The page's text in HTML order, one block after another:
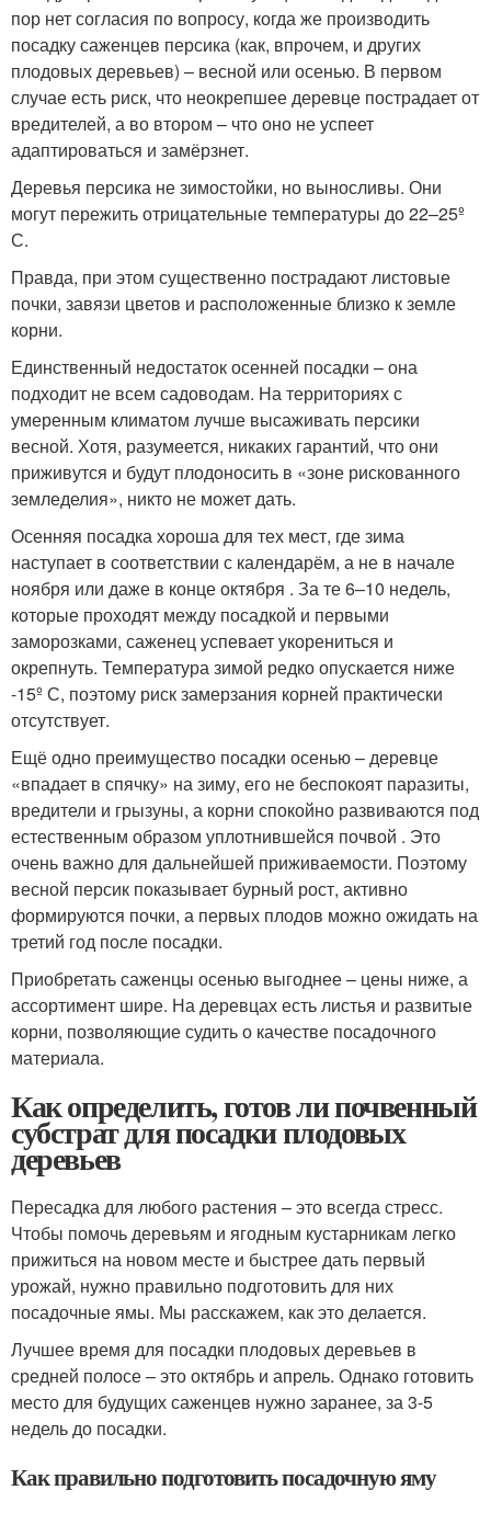
пор нет согласия по вопросу, когда же производить
посадку саженцев персика (как, впрочем, и других
плодовых деревьев) – весной или осенью. В первом
случае есть риск, что неокрепшее деревце пострадает от
вредителей, а во втором – что оно не успеет
адаптироваться и замёрзнет.
Деревья персика не зимостойки, но выносливы. Они
могут пережить отрицательные температуры до 22–25º
С.
Правда, при этом существенно пострадают листовые
почки, завязи цветов и расположенные близко к земле
корни.
Единственный недостаток осенней посадки – она
подходит не всем садоводам. На территориях с
умеренным климатом лучше высаживать персики
весной. Хотя, разумеется, никаких гарантий, что они
приживутся и будут плодоносить в «зоне рискованного
земледелия», никто не может дать.
Осенняя посадка хороша для тех мест, где зима
наступает в соответствии с календарём, а не в начале
ноября или даже в конце октября . За те 6–10 недель,
которые проходят между посадкой и первыми
заморозками, саженец успевает укорениться и
окрепнуть. Температура зимой редко опускается ниже
-15º С, поэтому риск замерзания корней практически
отсутствует.
Ещё одно преимущество посадки осенью – деревце
«впадает в спячку» на зиму, его не беспокоят паразиты,
вредители и грызуны, а корни спокойно развиваются под
естественным образом уплотнившейся почвой . Это
очень важно для дальнейшей приживаемости. Поэтому
весной персик показывает бурный рост, активно
формируются почки, а первых плодов можно ожидать на
третий год после посадки.
Приобретать саженцы осенью выгоднее – цены ниже, а
ассортимент шире. На деревцах есть листья и развитые
корни, позволяющие судить о качестве посадочного
материала.
Как определить, готов ли почвенный
субстрат для посадки плодовых
деревьев
Пересадка для любого растения – это всегда стресс.
Чтобы помочь деревьям и ягодным кустарникам легко
прижиться на новом месте и быстрее дать первый
урожай, нужно правильно подготовить для них
посадочные ямы. Мы расскажем, как это делается.
Лучшее время для посадки плодовых деревьев в
средней полосе – это октябрь и апрель. Однако готовить
место для будущих саженцев нужно заранее, за 3-5
недель до посадки.
Как правильно подготовить посадочную яму